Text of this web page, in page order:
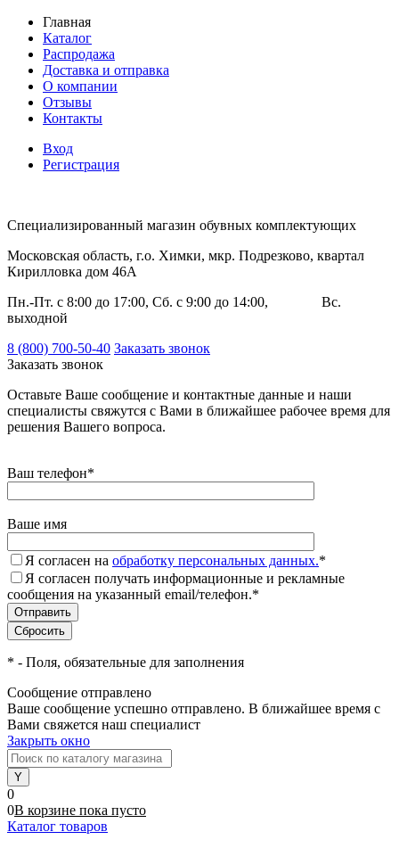
Главная
Каталог
Распродажа
Доставка и отправка
О компании
Отзывы
Контакты
Вход
Регистрация
Специализированный магазин обувных комплектующих
Московская область, г.о. Химки, мкр. Подрезково, квартал
Кирилловка дом 46А
Пн.-Пт. с 8:00 до 17:00, Сб. с 9:00 до 14:00, Вс.
выходной
8 (800) 700-50-40 Заказать звонок
Заказать звонок
Оставьте Ваше сообщение и контактные данные и наши
специалисты свяжутся с Вами в ближайшее рабочее время для
решения Вашего вопроса.
Ваш телефон*
Ваше имя
Я согласен на обработку персональных данных.*
Я согласен получать информационные и рекламные
сообщения на указанный email/телефон.*
* - Поля, обязательные для заполнения
Сообщение отправлено
Ваше сообщение успешно отправлено. В ближайшее время с
Вами свяжется наш специалист
Закрыть окно
0
0В корзине пока пусто
Каталог товаров